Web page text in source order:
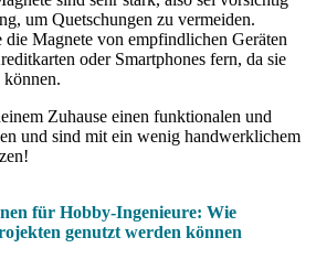
um Quetschungen zu vermeiden.
die Magnete von empfindlichen Geräten
oder Smartphones fern, da sie
können.
Zuhause einen funktionalen und
und sind mit ein wenig handwerklichem
für Hobby-Ingenieure: Wie
genutzt werden können